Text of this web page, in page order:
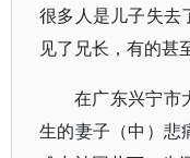
很多人是儿子失去
见了兄长，有的甚
在广东兴宁市
生的妻子（中）悲